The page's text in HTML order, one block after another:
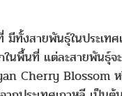
งสายพันธุ์ในประเทศ
พื้นที่ แต่ละสายพันธุ์จะ
Cherry Blossom